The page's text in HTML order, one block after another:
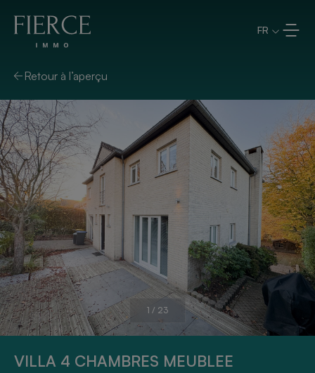
FR
Retour à l’aperçu
1 / 23
VILLA 4 CHAMBRES MEUBLEE